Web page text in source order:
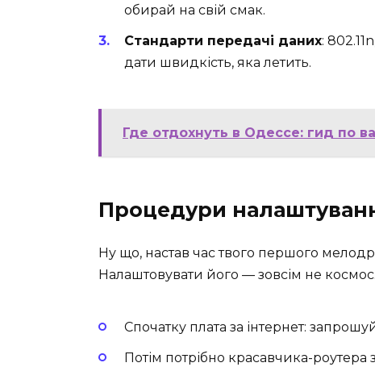
обирай на свій смак.
Стандарти передачі даних:
дати швидкість, яка летить.
Где отдохнуть в Одессе: гид по
Процедури
Ну що, настав час твого першого
Налаштовувати його — зовсім не космос.
Спочатку плата за інтернет:
Потім потрібно красавчика-роутера